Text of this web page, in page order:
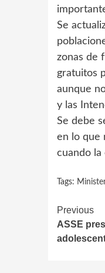
Se
zonas de
gratuitos
aunque
y las
Se debe
en lo que
cuando la
Tags:
Previous
ASSE